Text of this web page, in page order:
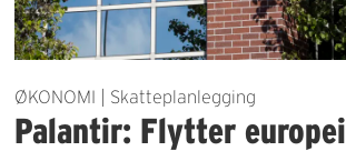
ØKONOMI | Skatteplanlegging
Palantir: Flytter